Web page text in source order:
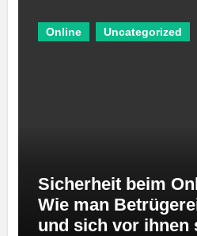
Online Uncategorized
Sicherheit beim
Wie man
und sich vor ihnen